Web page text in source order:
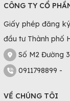
CÔNG TY CỔ
Giấy phép đăng
đầu tư Thành phố
Số M2 Đường
0911798899 -
VỀ CHÚNG TÔI